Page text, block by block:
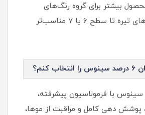
بیشتر برای گروه رنگ‌های
مختلف با پایه‌های تیره تا سطح 6 یا 7 مناسب‌تر
با فرمولاسیون پیشرفته،
پوشش دهی کامل و مراقبت از موها،